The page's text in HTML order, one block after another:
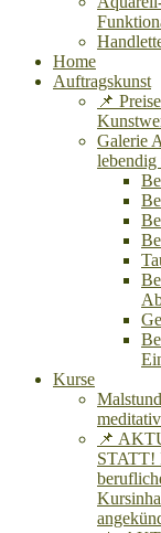
Home
Auftragskunst
📌
Galerie
lebendig
Kurse
📌
STATT!